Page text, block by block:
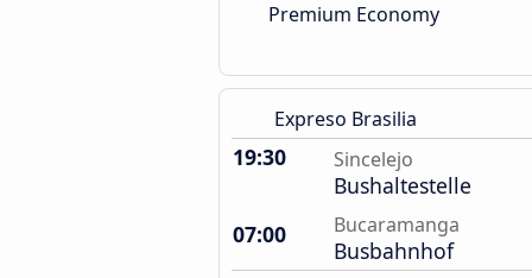
Premium Economy
Expreso Brasilia
19:30 Sincelejo
Bushaltestelle
07:00
Bucaramanga
Busbahnhof